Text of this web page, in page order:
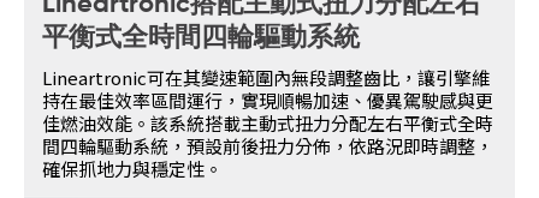
平衡式全時間四輪驅動系統
Lineartronic可在其變速範圍內無段調整齒比，讓引擎維
持在最佳效率區間運行，實現順暢加速、優異駕駛感與更
佳燃油效能。該系統搭載主動式扭力分配左右平衡式全時
間四輪驅動系統，預設前後扭力分佈，依路況即時調整，
確保抓地力與穩定性。